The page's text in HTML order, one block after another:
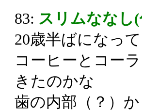
83: スリムななし
20歳半ばになっ
コーヒーとコー
きたのかな
歯の内部（？）